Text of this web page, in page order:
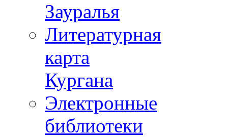
Зауралья
Литературная
карта
Кургана
Электронные
библиотеки